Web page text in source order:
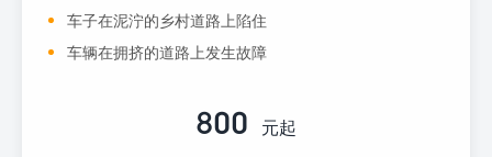
车子在泥泞的乡村道路上陷住
车辆在拥挤的道路上发生故障
800 元起